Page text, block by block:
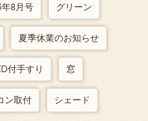
8月号 グリーン
夏季休業のお知らせ
付手すり 窓
ン取付 シェード